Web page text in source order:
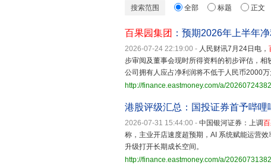
搜索范围 全部 标题 正文
百果园集团 ：预期2026年上半年
2026-07-24 22:19:00 - 人民财讯7月24日电，
步审阅及董事会现时所得资料的初步评估，
公司拥有人应占净利润将不低于人民币2000
http://finance.eastmoney.com/a/
港股评级汇总：国投证券首予哔哩
2026-07-31 15:44:00 - 中国银河证券：上调
称，主业开店速度超预期，AI 系统赋能运营
升级打开长期成长空间。
http://finance.eastmoney.com/a/